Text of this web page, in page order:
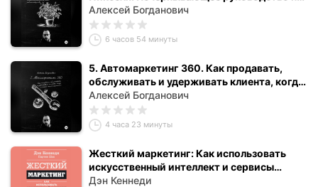
доминированию на рынке
растениеводства
Алексей Богданович
6 часов 54 минуты
5. Автомаркетинг 360. Как продавать,
обслуживать и удерживать клиента, когда
машина стала гаджетом.
Алексей Богданович
4 часа 23 минуты
Жесткий маркетинг: Как использовать
искусственный интеллект и сервисы
автоматизации на практике
Дэн Кеннеди